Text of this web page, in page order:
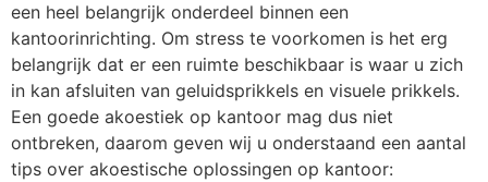
een heel belangrijk onderdeel binnen een
kantoorinrichting. Om stress te voorkomen is het erg
belangrijk dat er een ruimte beschikbaar is waar u zich
in kan afsluiten van geluidsprikkels en visuele prikkels.
Een goede akoestiek op kantoor mag dus niet
ontbreken, daarom geven wij u onderstaand een aantal
tips over akoestische oplossingen op kantoor: